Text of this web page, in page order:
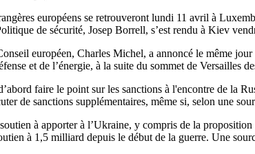
européens se retrouveront lundi 11 avril à
de sécurité, Josep Borrell, s’est rendu à Kiev
européen, Charles Michel, a annoncé le même
et de l’énergie, à la suite du sommet de Versailles
faire le point sur les sanctions à l'encontre de la
de sanctions supplémentaires, même si, selon une
à apporter à l’Ukraine, y compris de la
à 1,5 milliard depuis le début de la guerre. Une